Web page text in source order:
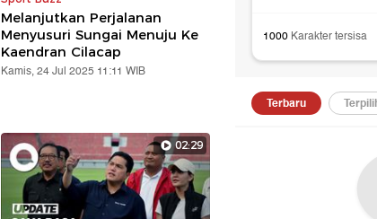
Melanjutkan Perjalanan
Menyusuri Sungai Menuju Ke
Kaendran Cilacap
Kamis, 24 Jul 2025 11:11 WIB
02:29